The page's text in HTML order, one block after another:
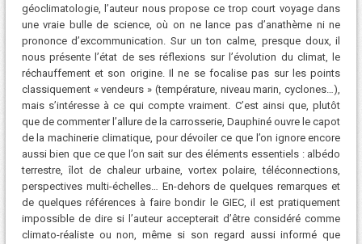
géoclimatologie, l’auteur nous propose ce trop court voyage dans
une vraie bulle de science, où on ne lance pas d’anathème ni ne
prononce d’excommunication. Sur un ton calme, presque doux, il
nous présente l’état de ses réflexions sur l’évolution du climat, le
réchauffement et son origine. Il ne se focalise pas sur les points
classiquement « vendeurs » (température, niveau marin, cyclones…),
mais s’intéresse à ce qui compte vraiment. C’est ainsi que, plutôt
que de commenter l’allure de la carrosserie, Dauphiné ouvre le capot
de la machinerie climatique, pour dévoiler ce que l’on ignore encore
aussi bien que ce que l’on sait sur des éléments essentiels : albédo
terrestre, îlot de chaleur urbaine, vortex polaire, téléconnections,
perspectives multi-échelles… En-dehors de quelques remarques et
de quelques références à faire bondir le GIEC, il est pratiquement
impossible de dire si l’auteur accepterait d’être considéré comme
climato-réaliste ou non, même si son regard aussi informé que